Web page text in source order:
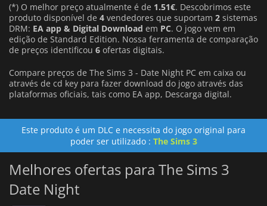
1.89€
(*) O melhor preço atualmente é de 1.51€. Descobrimos este
produto disponível de 4 vendedores que suportam 2 sistemas
DRM: EA app & Digital Download em PC. O jogo vem em
edição de Standard Edition. Nossa ferramenta de comparação
de preços identificou 6 ofertas digitais.
Compare preços de The Sims 3 - Date Night PC em caixa ou
através de cd key para fazer download do jogo através das
plataformas oficiais, tais como EA app, Descarga digital.
Este produto é um DLC e necessita do jogo original para
poder ser utilizado : The Sims 3
Melhores ofertas para The Sims 3
Date Night